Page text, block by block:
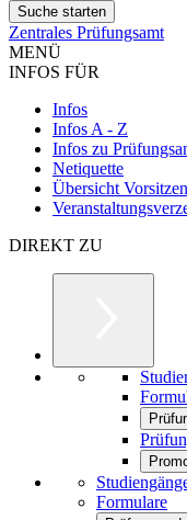
Zentrales Prüfungsamt
MENÜ
INFOS FÜR
Infos
Infos A - Z
Infos zu
Netiquette
Übersicht
DIREKT ZU
Formulare